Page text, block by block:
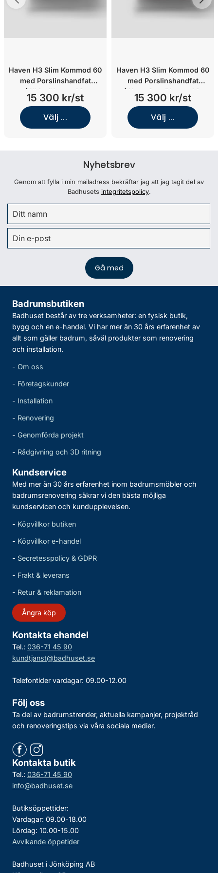
Haven H3 Slim Kommod 60
med Porslinshandfat
(White/Knopp A2.
06/Krom)
15 300 kr/st
Välj ...
Haven H3 Slim Kommod 60
med Porslinshandfat
(Warm Grey/Knopp A2.
02/Mässing)
15 300 kr/st
Välj ...
Nyhetsbrev
Genom att fylla i min mailadress bekräftar jag att jag tagit del av
Badhusets integritetspolicy.
Badrumsbutiken
Badhuset består av tre verksamheter: en fysisk butik,
bygg och en e-handel. Vi har mer än 30 års erfarenhet av
allt som gäller badrum, såväl produkter som renovering
och installation.
- Om oss
- Företagskunder
- Installation
- Renovering
- Genomförda projekt
- Rådgivning och 3D ritning
Kundservice
Med mer än 30 års erfarenhet inom badrumsmöbler och
badrumsrenovering säkrar vi den bästa möjliga
kundservicen och kundupplevelsen.
- Köpvillkor butiken
- Köpvillkor e-handel
- Secretesspolicy & GDPR
- Frakt & leverans
- Retur & reklamation
Ångra köp
Kontakta ehandel
Tel.: 036-71 45 90
kundtjanst@badhuset.se
Telefontider vardagar: 09.00-12.00
Följ oss
Ta del av badrumstrender, aktuella kampanjer, projektråd
och renoveringstips via våra sociala medier.
Kontakta butik
Tel.: 036-71 45 90
info@badhuset.se
Butiksöppettider:
Vardagar: 09.00-18.00
Lördag: 10.00-15.00
Avvikande öppetider
Badhuset i Jönköping AB